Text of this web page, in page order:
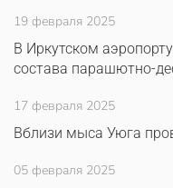
19 февраля 2025
В Иркутском
состава парашютно-
17 февраля 2025
Вблизи мыса Уюга
05 февраля 2025